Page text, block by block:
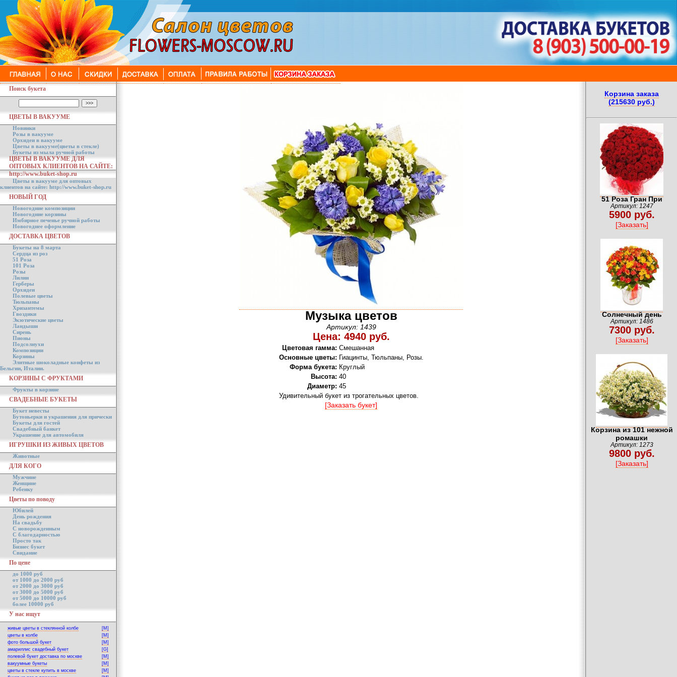
Поиск букета
ЦВЕТЫ В ВАКУУМЕ
Новинки
Розы в вакууме
Орхидеи в вакууме
Цветы в вакууме(цветы в стекле)
Букеты из мыла ручной работы
ЦВЕТЫ В ВАКУУМЕ ДЛЯ
ОПТОВЫХ КЛИЕНТОВ НА САЙТЕ:
http://www.buket-shop.ru
Цветы в вакууме для оптовых
клиентов на сайте: http://www.buket-shop.ru
НОВЫЙ ГОД
Новогодние композиции
Новогодние корзины
Имбирное печенье ручной работы
Новогоднее оформление
ДОСТАВКА ЦВЕТОВ
Букеты на 8 марта
Сердца из роз
51 Роза
101 Роза
Розы
Лилии
Герберы
Орхидеи
Полевые цветы
Тюльпаны
Хризантемы
Гвоздики
Экзотические цветы
Ландыши
Сирень
Пионы
Подсолнухи
Композиции
Корзины
Элитные шоколадные конфеты из
Бельгии, Италии.
КОРЗИНЫ С ФРУКТАМИ
Фрукты в корзине
СВАДЕБНЫЕ БУКЕТЫ
Букет невесты
Бутоньерки и украшения для прически
Букеты для гостей
Свадебный банкет
Украшение для автомобиля
ИГРУШКИ ИЗ ЖИВЫХ ЦВЕТОВ
Животные
ДЛЯ КОГО
Мужчине
Женщине
Ребенку
Цветы по поводу
Юбилей
День рождения
На свадьбу
С новорожденным
С благодарностью
Просто так
Бизнес букет
Свидание
По цене
до 1000 руб
от 1000 до 2000 руб
от 2000 до 3000 руб
от 3000 до 5000 руб
от 5000 до 10000 руб
более 10000 руб
У нас ищут
живые цветы в стеклянной колбе
[M]
цветы в колбе
[M]
фото большой букет
[M]
амариллис свадебный букет
[G]
полевой букет доставка по москве
[M]
вакуумные букеты
[M]
цветы в стекле купить в москве
[M]
Музыка цветов
Артикул: 1439
Цена: 4940 руб.
Цветовая гамма: Смешанная
Основные цветы: Гиацинты, Тюльпаны, Розы.
Форма букета: Круглый
Высота: 40
Диаметр: 45
Удивительный букет из трогательных цветов.
[Заказать букет]
Корзина заказа
(215630 руб.)
51 Роза Гран При
Артикул: 1247
5900 руб.
[Заказать]
Солнечный день
Артикул: 1486
7300 руб.
[Заказать]
Корзина из 101 нежной
ромашки
Артикул: 1273
9800 руб.
[Заказать]